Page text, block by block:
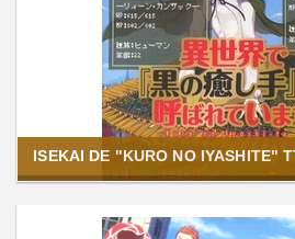
ISEKAI DE "KURO NO IYASHITE"